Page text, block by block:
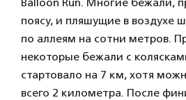
поясу, и пляшущие в воздухе
по аллеям на сотни метров.
некоторые бежали с
стартовало на 7 км, хотя
всего 2 километра. После